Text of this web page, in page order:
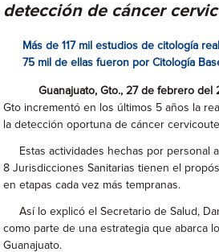
detección de cáncer
Más de 117 mil estudios de citología
75 mil de ellas fueron por Citología
Guanajuato, Gto., 27 de febrero del
Gto incrementó en los últimos 5 años la
la detección oportuna de cáncer
Estas actividades hechas por personal
8 Jurisdicciones Sanitarias tienen el
en etapas cada vez más tempranas.
Así lo explicó el Secretario de Salud,
como parte de una estrategia que abarca
Guanajuato.